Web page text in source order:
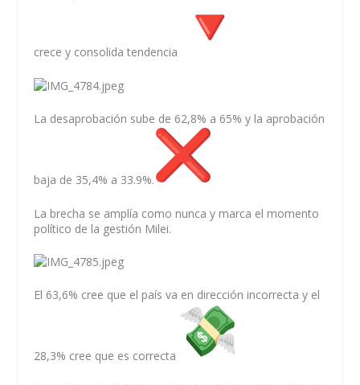
crece y consolida tendencia
La desaprobación sube de 62,8% a 65% y la aprobación
baja de 35,4% a 33.9%.
La brecha se amplía como nunca y marca el momento
político de la gestión Milei.
El 63,6% cree que el país va en dirección incorrecta y el
28,3% cree que es correcta